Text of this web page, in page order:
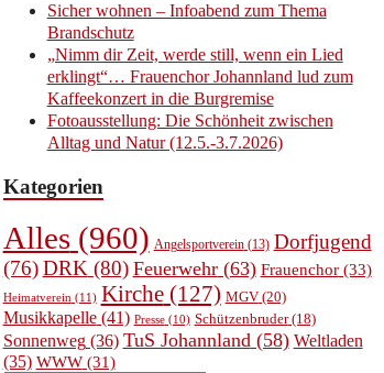
Sicher wohnen – Infoabend zum Thema
Brandschutz
„Nimm dir Zeit, werde still, wenn ein Lied
erklingt“… Frauenchor Johannland lud zum
Kaffeekonzert in die Burgremise
Fotoausstellung: Die Schönheit zwischen
Alltag und Natur (12.5.-3.7.2026)
Kategorien
Alles(960) Angelsportverein(13) Dorfjugend
(76) DRK (80) Feuerwehr(63) Frauenchor(33)
Heimatverein (11) Kirche(127) MGV(20)
Musikkapelle(41) Presse(10) Schützenbruder(18)
Sonnenweg(36) TuS Johannland (58) Weltladen
(35) WWW(31)